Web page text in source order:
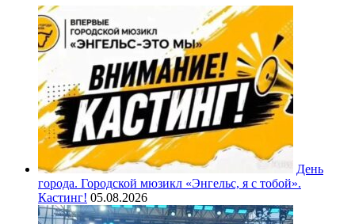
День
города. Городской мюзикл «Энгельс, я с тобой».
Кастинг! 05.08.2026